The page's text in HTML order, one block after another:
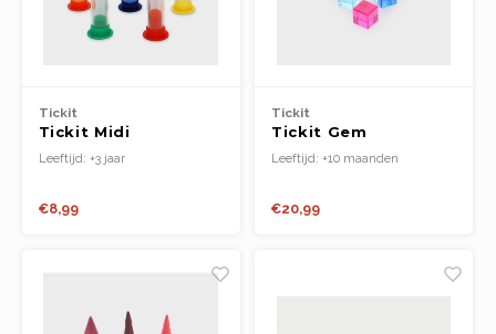
Tickit
Tickit Midi
Zandtimer Set
Leeftijd: +3 jaar
€8,99
Tickit
Tickit Gem
kubussen
Leeftijd: +10 maanden
€20,99